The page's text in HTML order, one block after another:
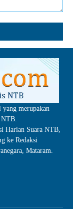
merupakan
Harian Suara NTB,
ke Redaksi
Mataram.